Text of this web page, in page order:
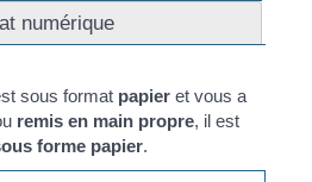
numérique
sous format papier et vous a
remis en main propre, il est
forme papier.